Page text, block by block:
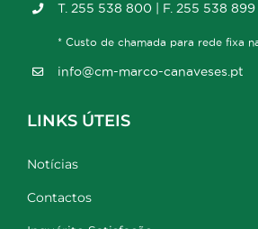
T. 255 538 800 | F. 255 538 899
* Custo de chamada para rede fixa
info@cm-marco-canaveses.pt
LINKS ÚTEIS
Notícias
Contactos